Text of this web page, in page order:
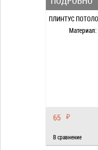
ПЛИНТУС
Материал:
65 ₽
В сравнение